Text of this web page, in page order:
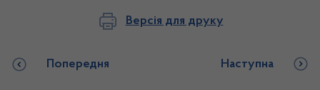
Версія для друку
Попередня Наступна